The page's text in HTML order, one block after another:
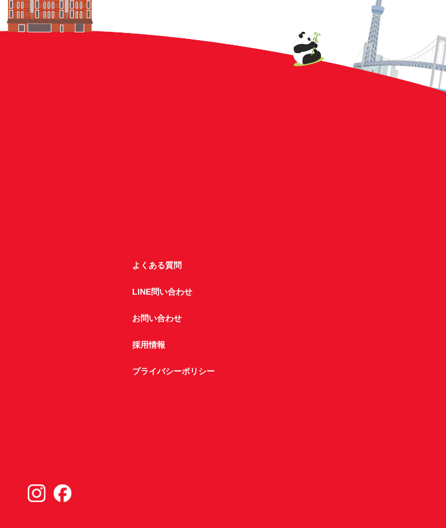
よくある質問
LINE問い合わせ
お問い合わせ
採用情報
プライバシーポリシー